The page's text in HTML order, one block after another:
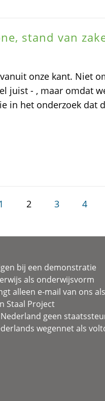
stand van
onze kant. Niet
juist - , maar omdat
in het onderzoek dat
1 2 3 4
bij een demonstratie
als onderwijsvorm
alleen e-mail van ons
Staal Project
geen
wegennet als